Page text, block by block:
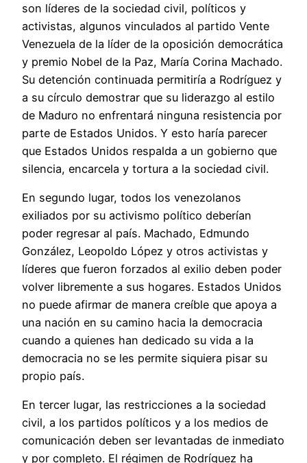
son líderes de la sociedad civil, políticos y
activistas, algunos vinculados al partido Vente
Venezuela de la líder de la oposición democrática
y premio Nobel de la Paz, María Corina Machado.
Su detención continuada permitiría a Rodríguez y
a su círculo demostrar que su liderazgo al estilo
de Maduro no enfrentará ninguna resistencia por
parte de Estados Unidos. Y esto haría parecer
que Estados Unidos respalda a un gobierno que
silencia, encarcela y tortura a la sociedad civil.
En segundo lugar, todos los venezolanos
exiliados por su activismo político deberían
poder regresar al país. Machado, Edmundo
González, Leopoldo López y otros activistas y
líderes que fueron forzados al exilio deben poder
volver libremente a sus hogares. Estados Unidos
no puede afirmar de manera creíble que apoya a
una nación en su camino hacia la democracia
cuando a quienes han dedicado su vida a la
democracia no se les permite siquiera pisar su
propio país.
En tercer lugar, las restricciones a la sociedad
civil, a los partidos políticos y a los medios de
comunicación deben ser levantadas de inmediato
y por completo. El régimen de Rodríguez ha